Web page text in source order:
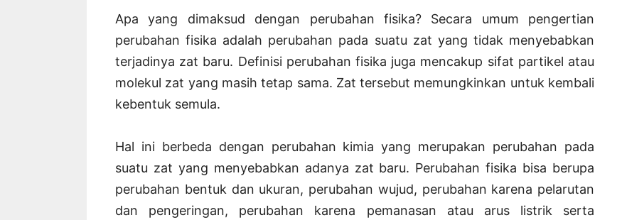
Apa yang dimaksud dengan perubahan fisika? Secara umum pengertian
perubahan fisika adalah perubahan pada suatu zat yang tidak menyebabkan
terjadinya zat baru. Definisi perubahan fisika juga mencakup sifat partikel atau
molekul zat yang masih tetap sama. Zat tersebut memungkinkan untuk kembali
kebentuk semula.
Hal ini berbeda dengan perubahan kimia yang merupakan perubahan pada
suatu zat yang menyebabkan adanya zat baru. Perubahan fisika bisa berupa
perubahan bentuk dan ukuran, perubahan wujud, perubahan karena pelarutan
dan pengeringan, perubahan karena pemanasan atau arus listrik serta